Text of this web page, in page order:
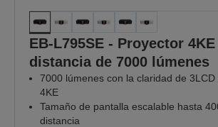
EB-L795SE - Proyector
distancia de 7000 lúmenes
7000 lúmenes con la claridad de 3LCD
4KE
Tamaño de pantalla escalable hasta
distancia